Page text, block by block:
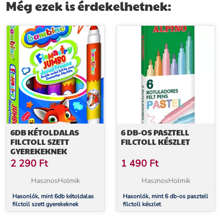
Még ezek is érdekelhetnek:
6DB KÉTOLDALAS
FILCTOLL SZETT
GYEREKEKNEK
2 290 Ft
HasznosHolmik
Hasonlók, mint 6db kétoldalas
filctoll szett gyerekeknek
6 DB-OS PASZTELL
FILCTOLL KÉSZLET
1 490 Ft
HasznosHolmik
Hasonlók, mint 6 db-os pasztell
filctoll készlet